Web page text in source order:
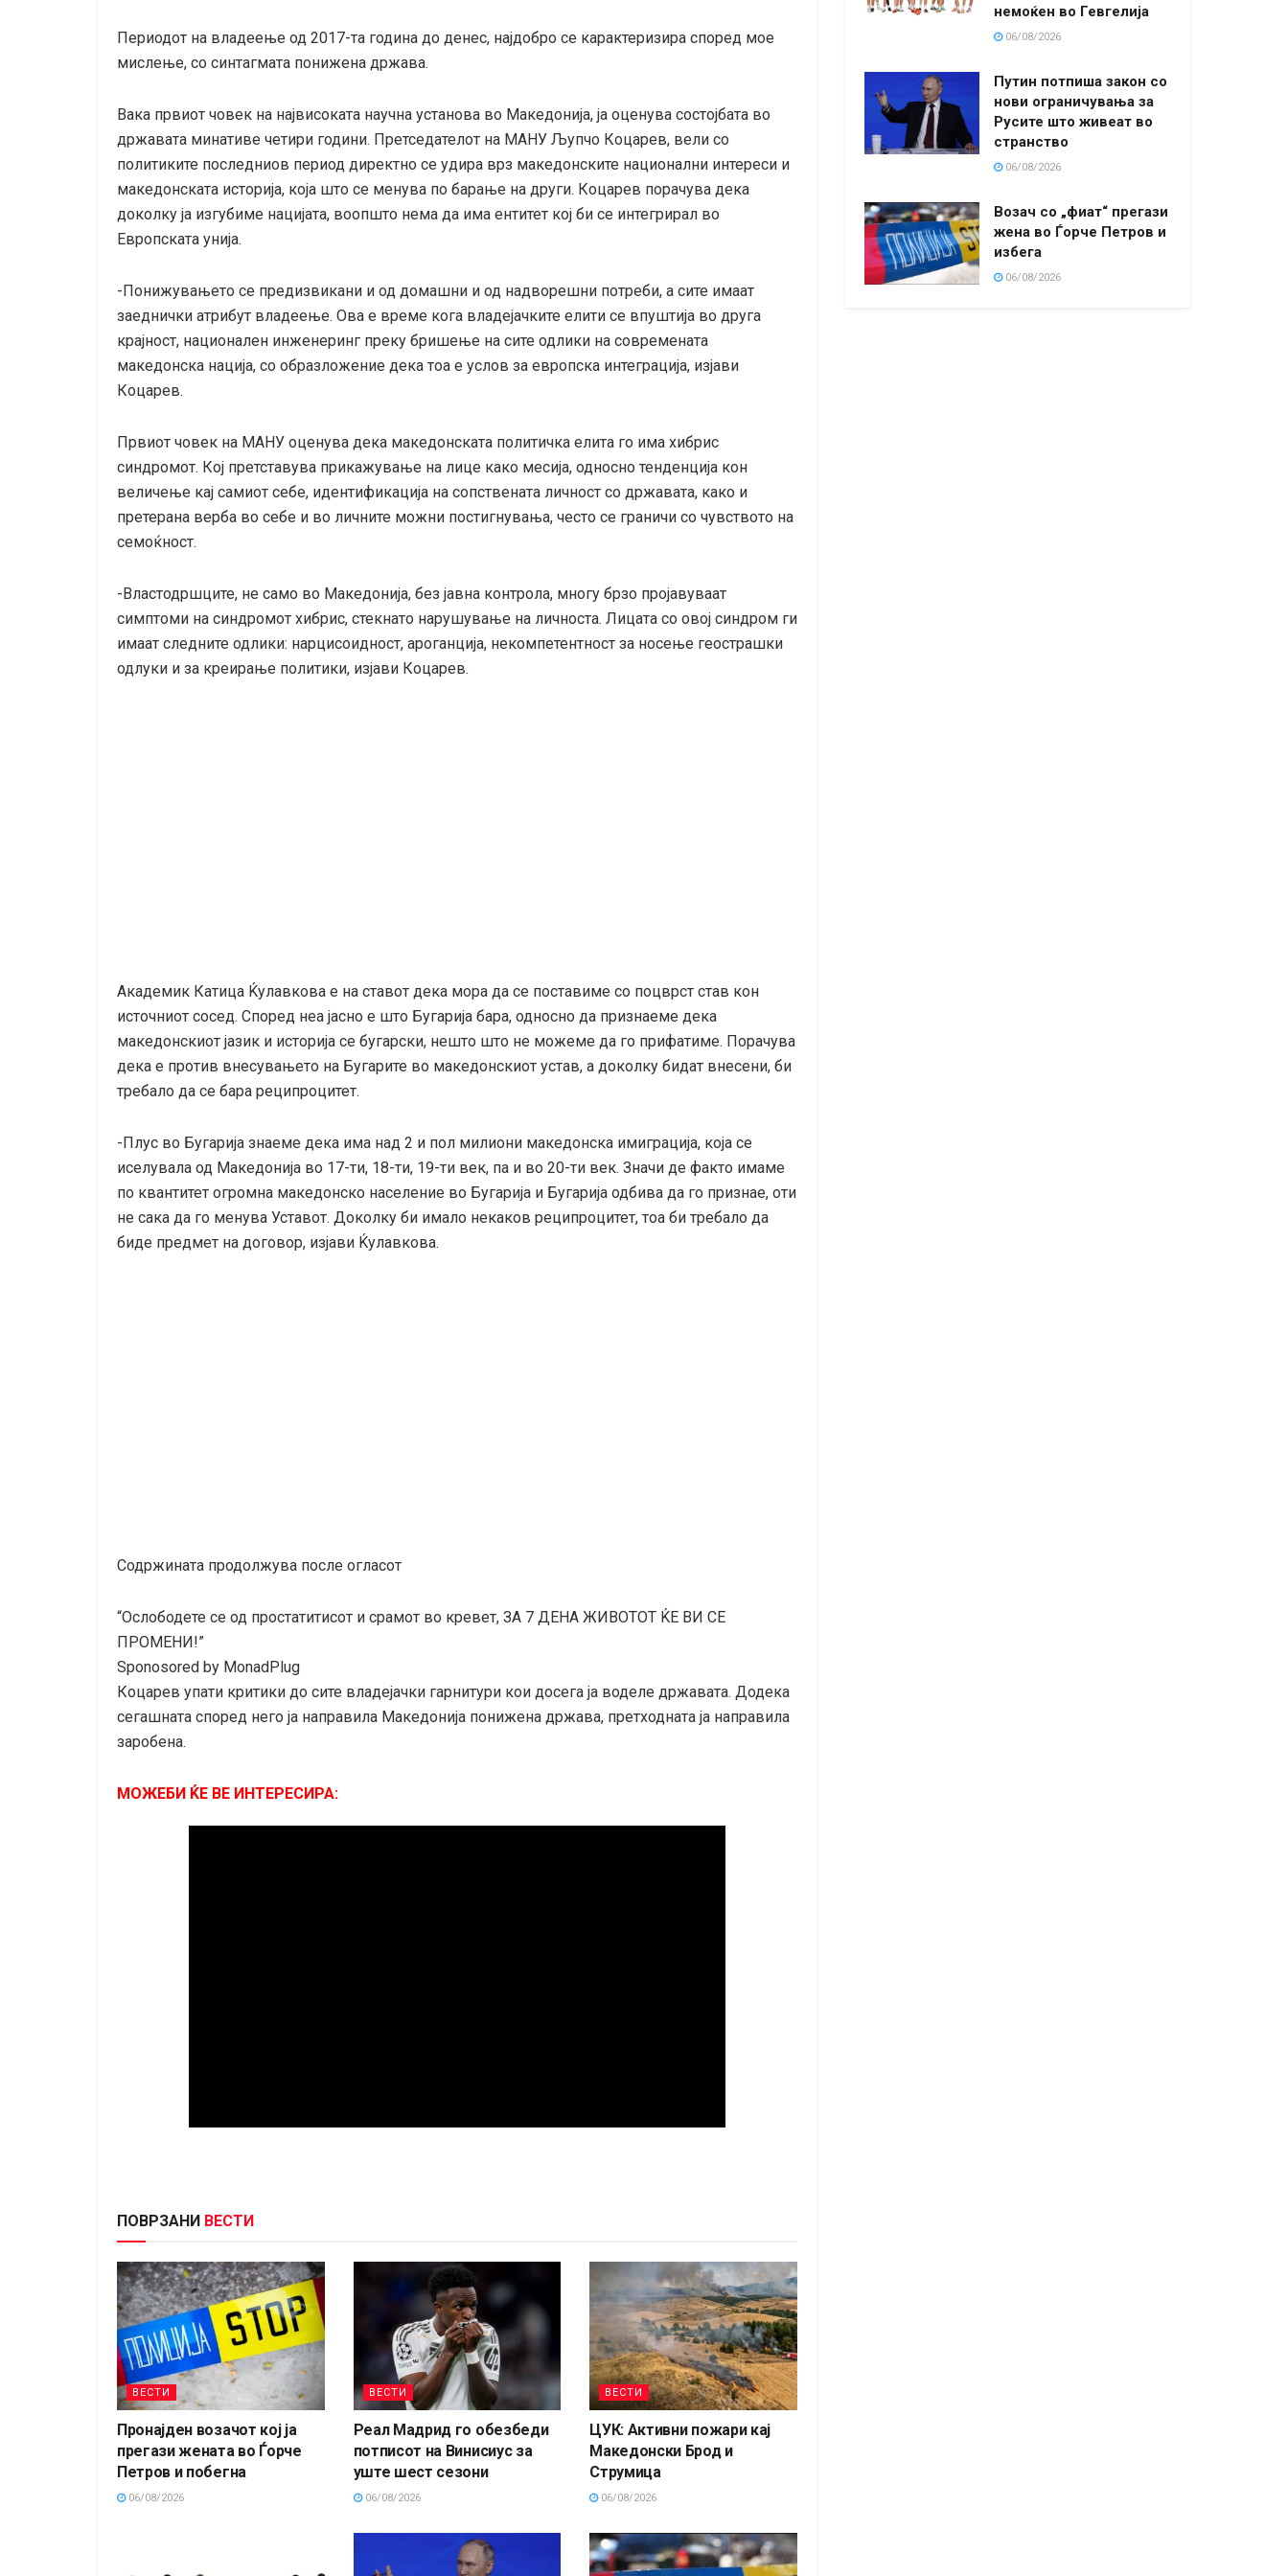
Периодот на владеење од 2017-та година до денес, најдобро се карактеризира според мое
мислење, со синтагмата понижена држава.
Вака првиот човек на највисоката научна установа во Македонија, ја оценува состојбата во
државата минативе четири години. Претседателот на МАНУ Љупчо Коцарев, вели со
политиките последниов период директно се удира врз македонските национални интереси и
македонската историја, која што се менува по барање на други. Коцарев порачува дека
доколку ја изгубиме нацијата, воопшто нема да има ентитет кој би се интегрирал во
Европската унија.
-Понижувањето се предизвикани и од домашни и од надворешни потреби, а сите имаат
заеднички атрибут владеење. Ова е време кога владејачките елити се впуштија во друга
крајност, национален инженеринг преку бришење на сите одлики на современата
македонска нација, со образложение дека тоа е услов за европска интеграција, изјави
Коцарев.
Првиот човек на МАНУ оценува дека македонската политичка елита го има хибрис
синдромот. Кој претставува прикажување на лице како месија, односно тенденција кон
величење кај самиот себе, идентификација на сопствената личност со државата, како и
претерана верба во себе и во личните можни постигнувања, често се граничи со чувството на
семоќност.
-Властодршците, не само во Македонија, без јавна контрола, многу брзо пројавуваат
симптоми на синдромот хибрис, стекнато нарушување на личноста. Лицата со овој синдром ги
имаат следните одлики: нарцисоидност, ароганција, некомпетентност за носење геострашки
одлуки и за креирање политики, изјави Коцарев.
Академик Катица Ќулавкова е на ставот дека мора да се поставиме со поцврст став кон
источниот сосед. Според неа јасно е што Бугарија бара, односно да признаеме дека
македонскиот јазик и историја се бугарски, нешто што не можеме да го прифатиме. Порачува
дека е против внесувањето на Бугарите во македонскиот устав, а доколку бидат внесени, би
требало да се бара реципроцитет.
-Плус во Бугарија знаеме дека има над 2 и пол милиони македонска имиграција, која се
иселувала од Македонија во 17-ти, 18-ти, 19-ти век, па и во 20-ти век. Значи де факто имаме
по квантитет огромна македонско население во Бугарија и Бугарија одбива да го признае, оти
не сака да го менува Уставот. Доколку би имало некаков реципроцитет, тоа би требало да
биде предмет на договор, изјави Ќулавкова.
Содржината продолжува после огласот
“Ослободете се од простатитисот и срамот во кревет, ЗА 7 ДЕНА ЖИВОТОТ ЌЕ ВИ СЕ
ПРОМЕНИ!”
Sponosored by MonadPlug
Коцарев упати критики до сите владејачки гарнитури кои досега ја воделе државата. Додека
сегашната според него ја направила Македонија понижена држава, претходната ја направила
заробена.
МОЖЕБИ ЌЕ ВЕ ИНТЕРЕСИРА:
ПОВРЗАНИ ВЕСТИ
ВЕСТИ
Пронајден возачот кој ја
прегази жената во Ѓорче
Петров и побегна
06/08/2026
ВЕСТИ
Реал Мадрид го обезбеди
потписот на Винисиус за
уште шест сезони
06/08/2026
ВЕСТИ
ЦУК: Активни пожари кај
Македонски Брод и
Струмица
06/08/2026
немоќен во Гевгелија
06/08/2026
Путин потпиша закон со
нови ограничувања за
Русите што живеат во
странство
06/08/2026
Возач со „фиат“ прегази
жена во Ѓорче Петров и
избега
06/08/2026